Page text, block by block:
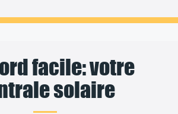
facile: votre
solaire